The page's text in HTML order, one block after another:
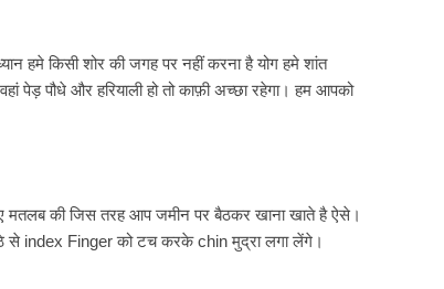
हमे किसी शोर की जगह पर नहीं करना है योग हमे शांत
पेड़ पौधे और हरियाली हो तो काफ़ी अच्छा रहेगा। हम आपको
की जिस तरह आप जमीन पर बैठकर खाना खाते है ऐसे।
से index Finger को टच करके chin मुद्रा लगा लेंगे।